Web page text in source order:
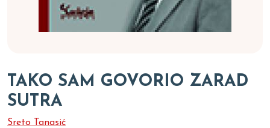
TAKO SAM GOVORIO ZARAD
SUTRA
Sreto Tanasić